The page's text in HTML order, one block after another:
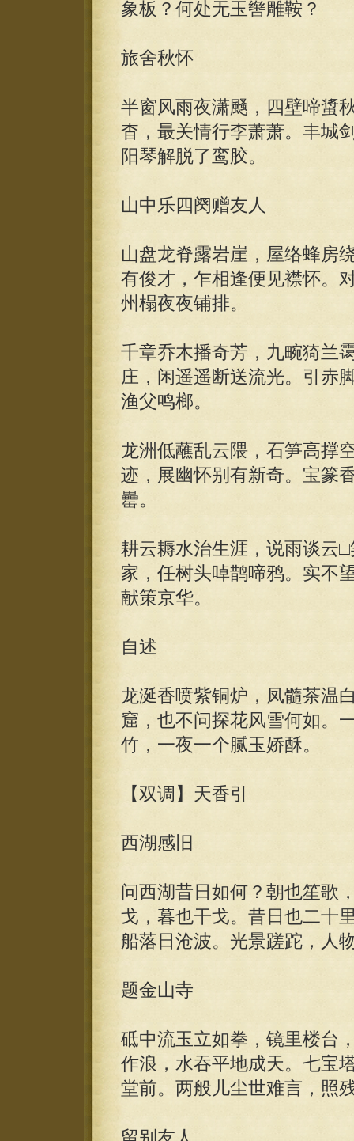
象板？何处无玉辔雕鞍？
旅舍秋怀
半窗风雨夜潇颾，四壁啼螀
杳，最关情行李萧萧。丰城
阳琴解脱了鸾胶。
山中乐四阕赠友人
山盘龙脊露岩崖，屋络蜂房
有俊才，乍相逢便见襟怀。
州榻夜夜铺排。
千章乔木播奇芳，九畹猗兰
庄，闲遥遥断送流光。引赤
渔父鸣榔。
龙洲低蘸乱云隈，石笋高撑
迹，展幽怀别有新奇。宝篆
罍。
耕云耨水治生涯，说雨谈云
家，任树头啅鹊啼鸦。实不
献策京华。
自述
龙涎香喷紫铜炉，凤髓茶温
窟，也不问探花风雪何如。
竹，一夜一个腻玉娇酥。
【双调】天香引
西湖感旧
问西湖昔日如何？朝也笙歌
戈，暮也干戈。昔日也二十
船落日沧波。光景蹉跎，人
题金山寺
砥中流玉立如拳，镜里楼台
作浪，水吞平地成天。七宝
堂前。两般儿尘世难言，照